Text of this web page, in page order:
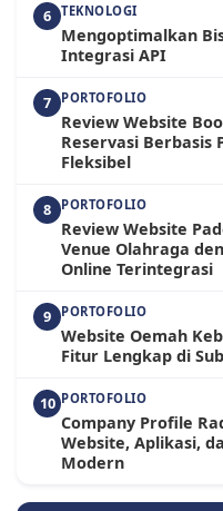
6 TEKNOLOGI
Mengoptimalkan
Integrasi API
7 PORTOFOLIO
Review Website
Reservasi Berbasis
Fleksibel
8 PORTOFOLIO
Review Website
Venue Olahraga
Online Terintegrasi
9 PORTOFOLIO
Website Oemah
Fitur Lengkap di
10 PORTOFOLIO
Company Profile
Website, Aplikasi,
Modern